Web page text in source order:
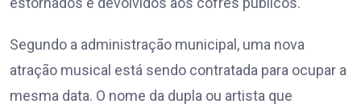
Segundo a administração municipal, uma nova
atração musical está sendo contratada para ocupar a
mesma data. O nome da dupla ou artista que